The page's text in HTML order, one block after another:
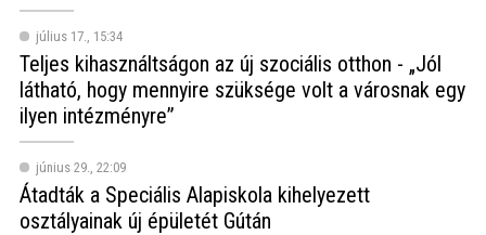
július 17., 15:34
Teljes kihasználtságon az új szociális otthon - „Jól
látható, hogy mennyire szüksége volt a városnak egy
ilyen intézményre”
június 29., 22:09
Átadták a Speciális Alapiskola kihelyezett
osztályainak új épületét Gútán